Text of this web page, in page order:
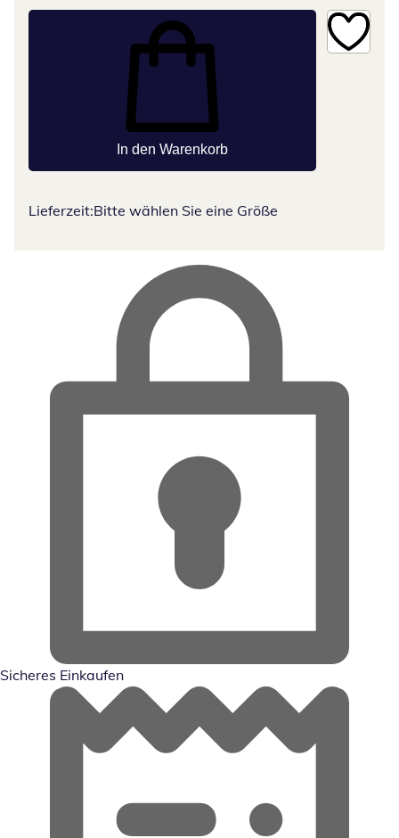
In den Warenkorb
Lieferzeit:Bitte wählen Sie eine Größe
Sicheres Einkaufen